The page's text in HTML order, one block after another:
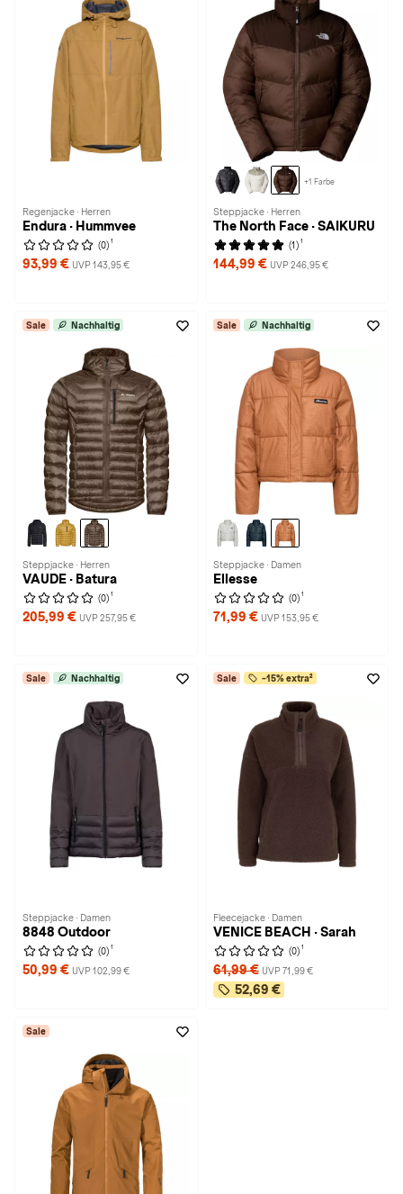
Regenjacke · Herren
Endura · Hummvee
(0) 1
93,99 € UVP 143,95 €
+1 Farbe
Steppjacke · Herren
The North Face · SAIKURU
(1) 1
144,99 € UVP 246,95 €
Sale Nachhaltig
Steppjacke · Herren
VAUDE · Batura
(0) 1
205,99 € UVP 257,95 €
Sale Nachhaltig
Steppjacke · Damen
Ellesse
(0) 1
71,99 € UVP 153,95 €
Sale Nachhaltig
Steppjacke · Damen
8848 Outdoor
(0) 1
50,99 € UVP 102,99 €
Sale -15% extra²
Fleecejacke · Damen
VENICE BEACH · Sarah
(0) 1
61,99 € UVP 71,99 €
52,69 €
Sale